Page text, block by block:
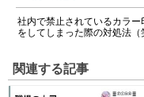
社内で禁止されているカラー
をしてしまった際の対処法（
関連する記事